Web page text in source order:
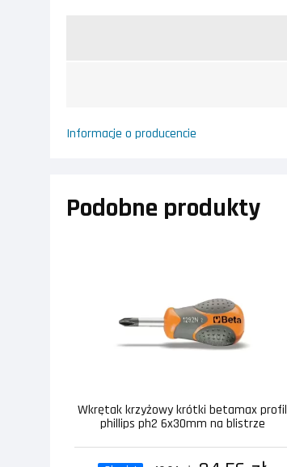
Informacje o producencie
Podobne produkty
Wkrętak krzyżowy krótki betamax profil
phillips ph2 6x30mm na blistrze